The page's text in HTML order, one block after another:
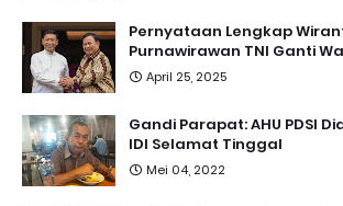
Pernyataan Lengkap
Purnawirawan TNI Ganti
April 25, 2025
Gandi Parapat: AHU PDSI
IDI Selamat Tinggal
Mei 04, 2022